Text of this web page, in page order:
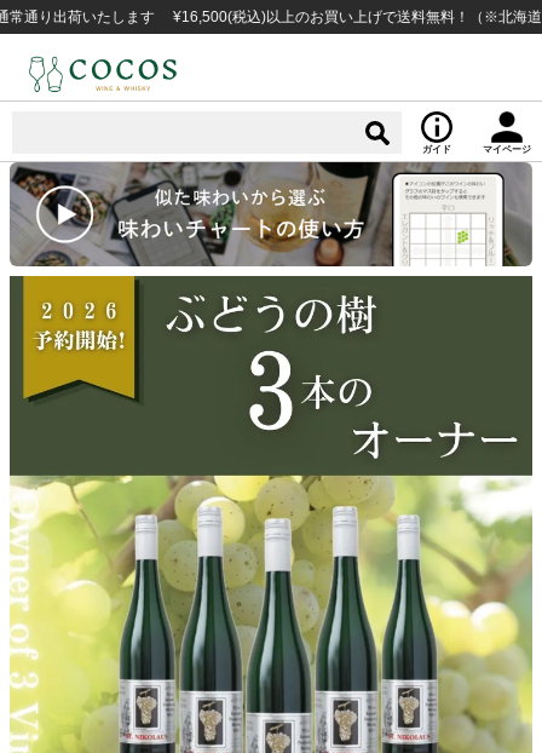
税込)以上のお買い上げで送料無料！（※北海道・沖縄など一部例外地域
ガイド マイページ